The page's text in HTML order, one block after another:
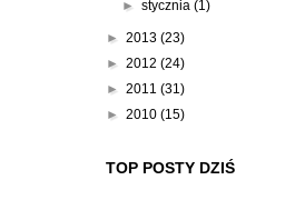
► stycznia (1)
► 2013 (23)
► 2012 (24)
► 2011 (31)
► 2010 (15)
TOP POSTY DZIŚ